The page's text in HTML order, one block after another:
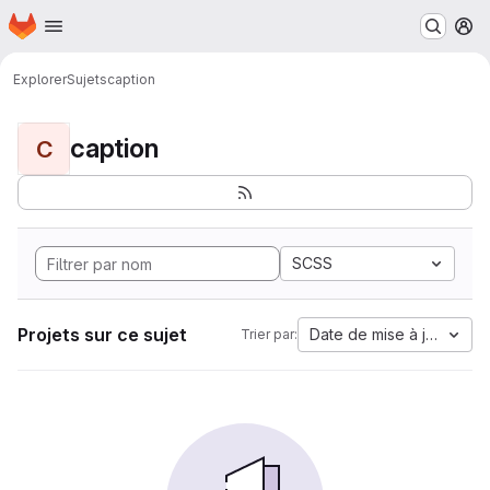
Passer au contenu principal
Page d'accueil
ExplorerSujetscaption
C caption
SCSS
Projets sur ce sujet Trier par: Date de mise à jour